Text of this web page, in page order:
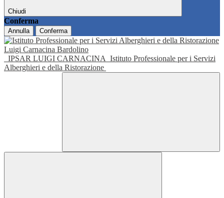
Chiudi
Conferma
Annulla Conferma
IPSAR LUIGI CARNACINA Istituto Professionale per i Servizi
Alberghieri e della Ristorazione